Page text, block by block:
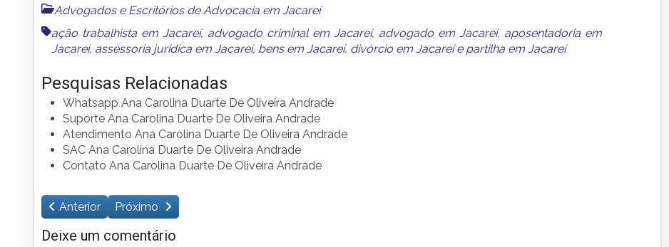
Advogados e Escritórios de Advocacia em Jacareí
ação trabalhista em Jacareí, advogado criminal em Jacareí, advogado em Jacareí, aposentadoria em
Jacareí, assessoria jurídica em Jacareí, bens em Jacareí, divórcio em Jacareíe partilha em Jacareí
Pesquisas Relacionadas
Whatsapp Ana Carolina Duarte De Oliveira Andrade
Suporte Ana Carolina Duarte De Oliveira Andrade
Atendimento Ana Carolina Duarte De Oliveira Andrade
SAC Ana Carolina Duarte De Oliveira Andrade
Contato Ana Carolina Duarte De Oliveira Andrade
Anterior Próximo
Deixe um comentário